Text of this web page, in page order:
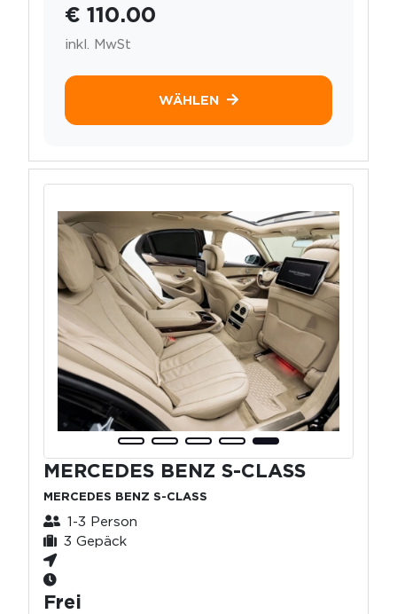
€ 110.00
inkl. MwSt
WÄHLEN
MERCEDES BENZ S-CLASS
MERCEDES BENZ S-CLASS
1-3 Person
3 Gepäck
Frei